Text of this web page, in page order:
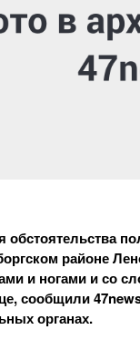
обстоятельства
районе
и ногами и со
сообщили
органах.